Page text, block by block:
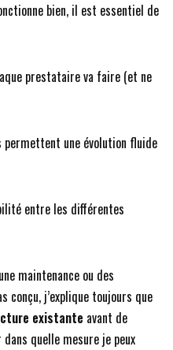
bien, il est essentiel de
prestataire va faire (et ne
permettent une évolution fluide
entre les différentes
maintenance ou des
conçu, j’explique toujours que
existante avant de
quelle mesure je peux